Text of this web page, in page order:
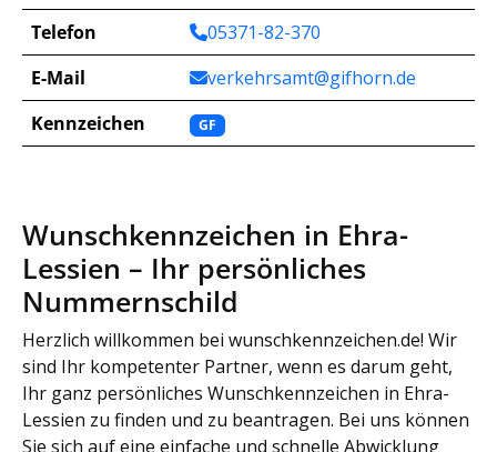
Telefon
05371-82-370
E-Mail
verkehrsamt@gifhorn.de
Kennzeichen
GF
Wunschkennzeichen in Ehra-
Lessien – Ihr persönliches
Nummernschild
Herzlich willkommen bei wunschkennzeichen.de! Wir
sind Ihr kompetenter Partner, wenn es darum geht,
Ihr ganz persönliches Wunschkennzeichen in Ehra-
Lessien zu finden und zu beantragen. Bei uns können
Sie sich auf eine einfache und schnelle Abwicklung